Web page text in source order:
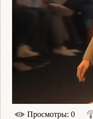
Просмотры: 0